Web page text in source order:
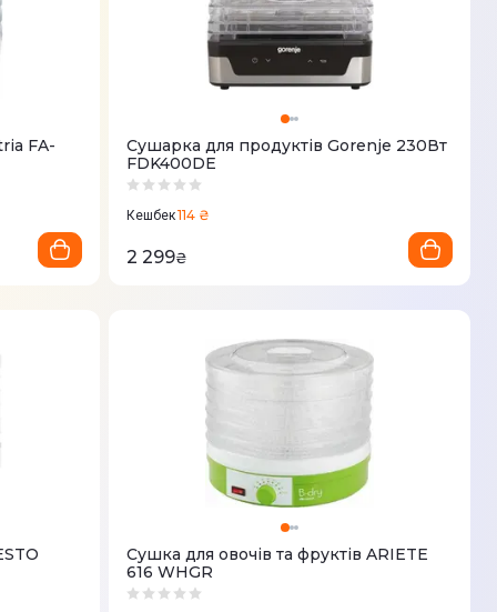
FA-
Сушарка для продуктів Gorenje 230Вт
FDK400DE
Кешбек114 ₴
2 299₴
Сушка для овочів та фруктів ARIETE
616 WHGR